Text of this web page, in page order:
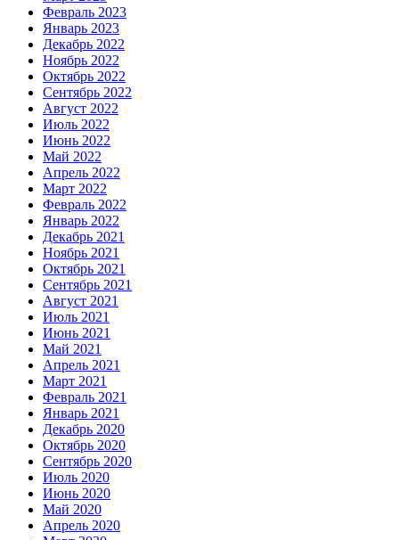
Февраль 2023
Январь 2023
Декабрь 2022
Ноябрь 2022
Октябрь 2022
Сентябрь 2022
Август 2022
Июль 2022
Июнь 2022
Май 2022
Апрель 2022
Март 2022
Февраль 2022
Январь 2022
Декабрь 2021
Ноябрь 2021
Октябрь 2021
Сентябрь 2021
Август 2021
Июль 2021
Июнь 2021
Май 2021
Апрель 2021
Март 2021
Февраль 2021
Январь 2021
Декабрь 2020
Октябрь 2020
Сентябрь 2020
Июль 2020
Июнь 2020
Май 2020
Апрель 2020